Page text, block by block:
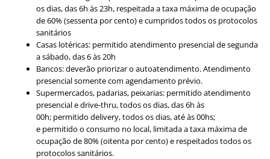
os dias, das 6h às 23h, respeitada a taxa máxima de ocupação
de 60% (sessenta por cento) e cumpridos todos os protocolos
sanitários
Casas lotéricas: permitido atendimento presencial de segunda
a sábado, das 6 às 20h
Bancos: deverão priorizar o autoatendimento. Atendimento
presencial somente com agendamento prévio.
Supermercados, padarias, peixarias: permitido atendimento
presencial e drive-thru, todos os dias, das 6h às
00h; permitido delivery, todos os dias, até às 00hs;
e permitido o consumo no local, limitada a taxa máxima de
ocupação de 80% (oitenta por cento) e respeitados todos os
protocolos sanitários.